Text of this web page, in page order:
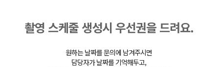
촬영 스케줄 생성시 우선권을 드려요.
원하는 날짜를 문의에 남겨주시면
담당자가 날짜를 기억해두고,